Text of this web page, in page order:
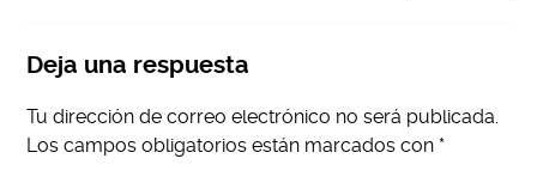
Deja una respuesta
Tu dirección de correo electrónico no será publicada.
Los campos obligatorios están marcados con *